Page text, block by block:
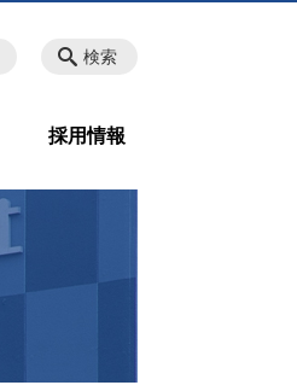
採用情報
検索